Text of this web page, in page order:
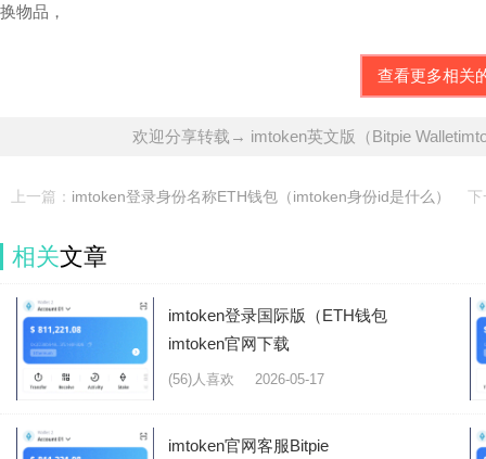
换物品，
查看更多相关
欢迎分享转载→ imtoken英文版（Bitpie
上一篇： imtoken登录身份名称ETH钱包（imtoken身份id是什么） 下
相关文章
imtoken登录国际版（ETH钱包
imtoken官网下载
(56)人喜欢 2026-05-17
imtoken官网客服Bitpie